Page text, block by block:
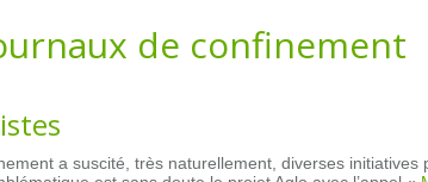
de confinement
a suscité, très naturellement, diverses